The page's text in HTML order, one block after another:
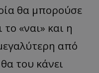
θα μπορούσε
«ναι» και η
από
του κάνει